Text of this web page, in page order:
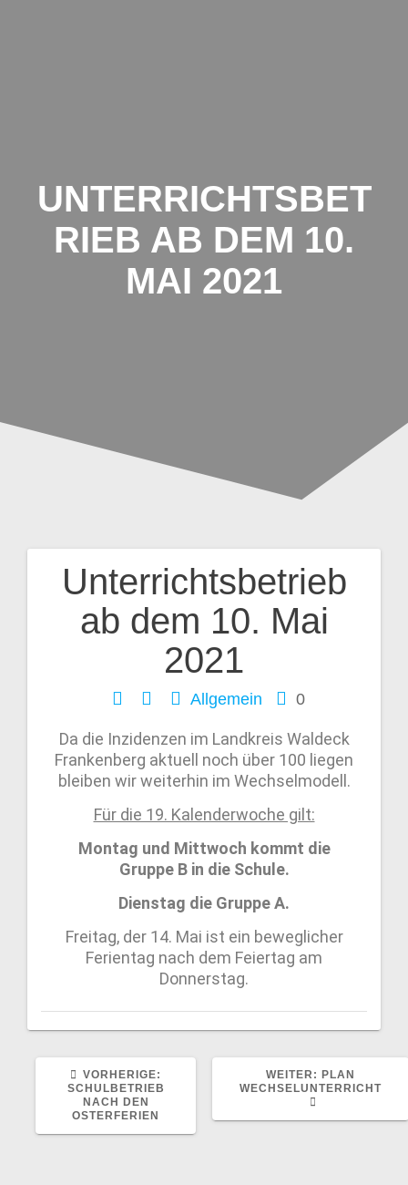
UNTERRICHTSBET
RIEB AB DEM 10.
MAI 2021
Unterrichtsbetrieb
ab dem 10. Mai
2021
Allgemein 0
Da die Inzidenzen im Landkreis Waldeck
Frankenberg aktuell noch über 100 liegen
bleiben wir weiterhin im Wechselmodell.
Für die 19. Kalenderwoche gilt:
Montag und Mittwoch kommt die
Gruppe B in die Schule.
Dienstag die Gruppe A.
Freitag, der 14. Mai ist ein beweglicher
Ferientag nach dem Feiertag am
Donnerstag.
VORHERIGE:
SCHULBETRIEB
NACH DEN
OSTERFERIEN
WEITER: PLAN
WECHSELUNTERRICHT